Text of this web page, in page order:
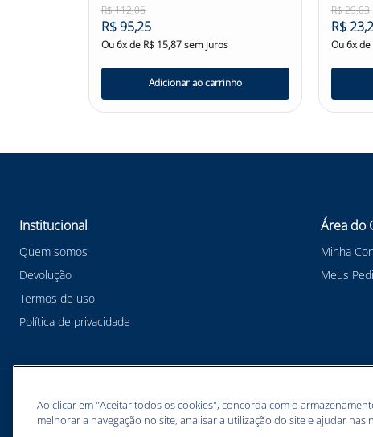
R$112,06
R$ 95,25
Ou6x de R$ 15,87sem juros
Adicionar ao carrinho
R$29,03
R$23,
Ou6x de
Institucional
Quem somos
Devolução
Termos de uso
Política de privacidade
Área do
Minha
Meus
Meios de pagamentos
Ao clicar em "Aceitar todos os cookies", concorda com o
melhorar a navegação no site, analisar a utilização do site e ajudar nas